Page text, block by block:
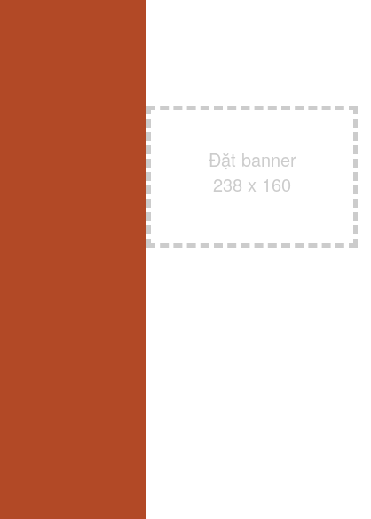
Đặt banner
238 x 160